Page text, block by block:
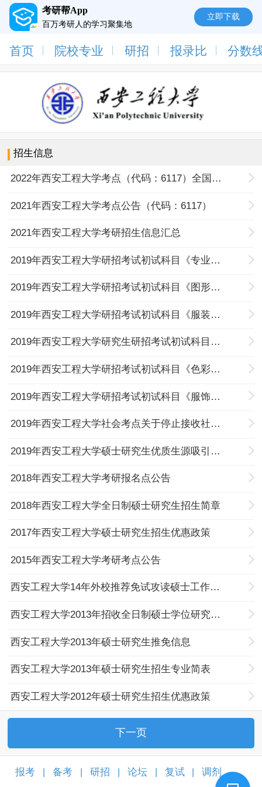
考研帮App
百万考研人的学习聚集地
立即下载
首页 院校专业 研招 报录比 分数
招生信息
2022年西安工程大学考点（代码：6117）全国硕士研究生招生考试公告
2021年西安工程大学考点公告（代码：6117）
2021年西安工程大学考研招生信息汇总
2019年西安工程大学研招考试初试科目《专业基础综合》特殊要求
2019年西安工程大学研招考试初试科目《图形创意设计》特殊要求
2019年西安工程大学研招考试初试科目《服装材料与服装结构设计实践》特殊要求
2019年西安工程大学研究生研招考试初试科目《设计基础》特殊要求
2019年西安工程大学研招考试初试科目《色彩设计》特殊要求
2019年西安工程大学研招考试初试科目《服饰形象设计》特殊要求
2019年西安工程大学社会考点关于停止接收社会考生网上报名的公告
2019年西安工程大学硕士研究生优质生源吸引政策
2018年西安工程大学考研报名点公告
2018年西安工程大学全日制硕士研究生招生简章
2017年西安工程大学硕士研究生招生优惠政策
2015年西安工程大学考研考点公告
西安工程大学14年外校推荐免试攻读硕士工作的通知
西安工程大学2013年招收全日制硕士学位研究生优惠政策
西安工程大学2013年硕士研究生推免信息
西安工程大学2013年硕士研究生招生专业简表
西安工程大学2012年硕士研究生招生优惠政策
下一页
报考 备考 研招 论坛 复试 调剂